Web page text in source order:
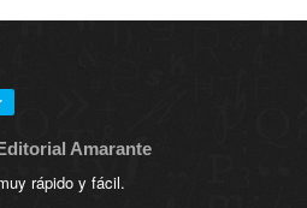
Amarante
rápido y fácil.